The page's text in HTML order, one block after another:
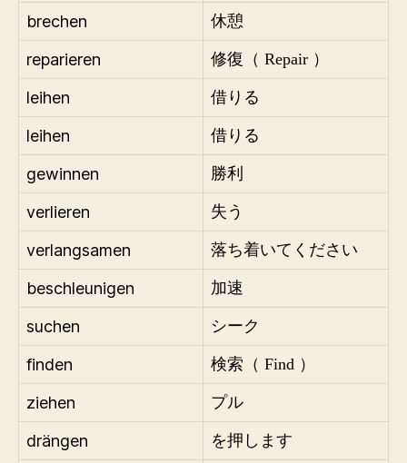
brechen 休憩
reparieren 修復（ Repair ）
leihen 借りる
leihen 借りる
gewinnen 勝利
verlieren 失う
verlangsamen 落ち着いてください
beschleunigen 加速
suchen シーク
finden 検索（ Find ）
ziehen プル
drängen を押します